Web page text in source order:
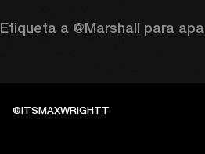
Etiqueta a @Marshall para
@ITSMAXWRIGHTT